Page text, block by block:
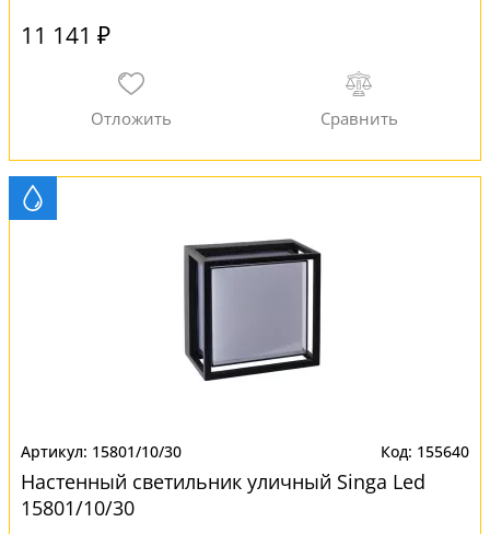
11 141 ₽
15801/10/30 155640
Настенный светильник уличный Singa Led
15801/10/30